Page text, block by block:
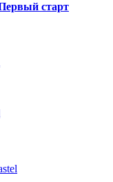
старт